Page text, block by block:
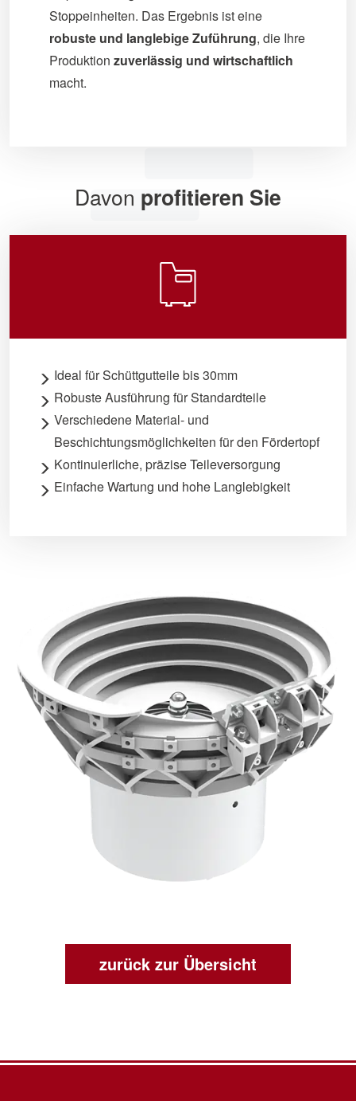
Stoppeinheiten. Das Ergebnis ist eine
robuste und langlebige Zuführung, die Ihre
Produktion zuverlässig und wirtschaftlich
macht.
Davon profitieren Sie
Ideal für Schüttgutteile bis 30mm
Robuste Ausführung für Standardteile
Verschiedene Material- und
Beschichtungsmöglichkeiten für den Fördertopf
Kontinuierliche, präzise Teileversorgung
Einfache Wartung und hohe Langlebigkeit
zurück zur Übersicht